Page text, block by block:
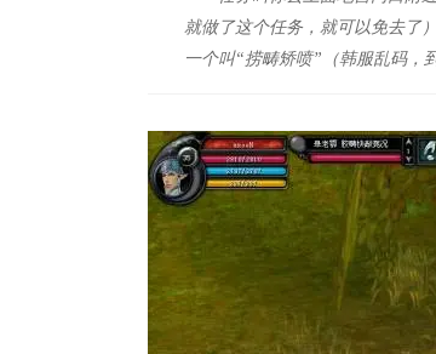
就做了这个任务，就可以免去了
一个叫“捞畴矫喷”（韩服乱码，